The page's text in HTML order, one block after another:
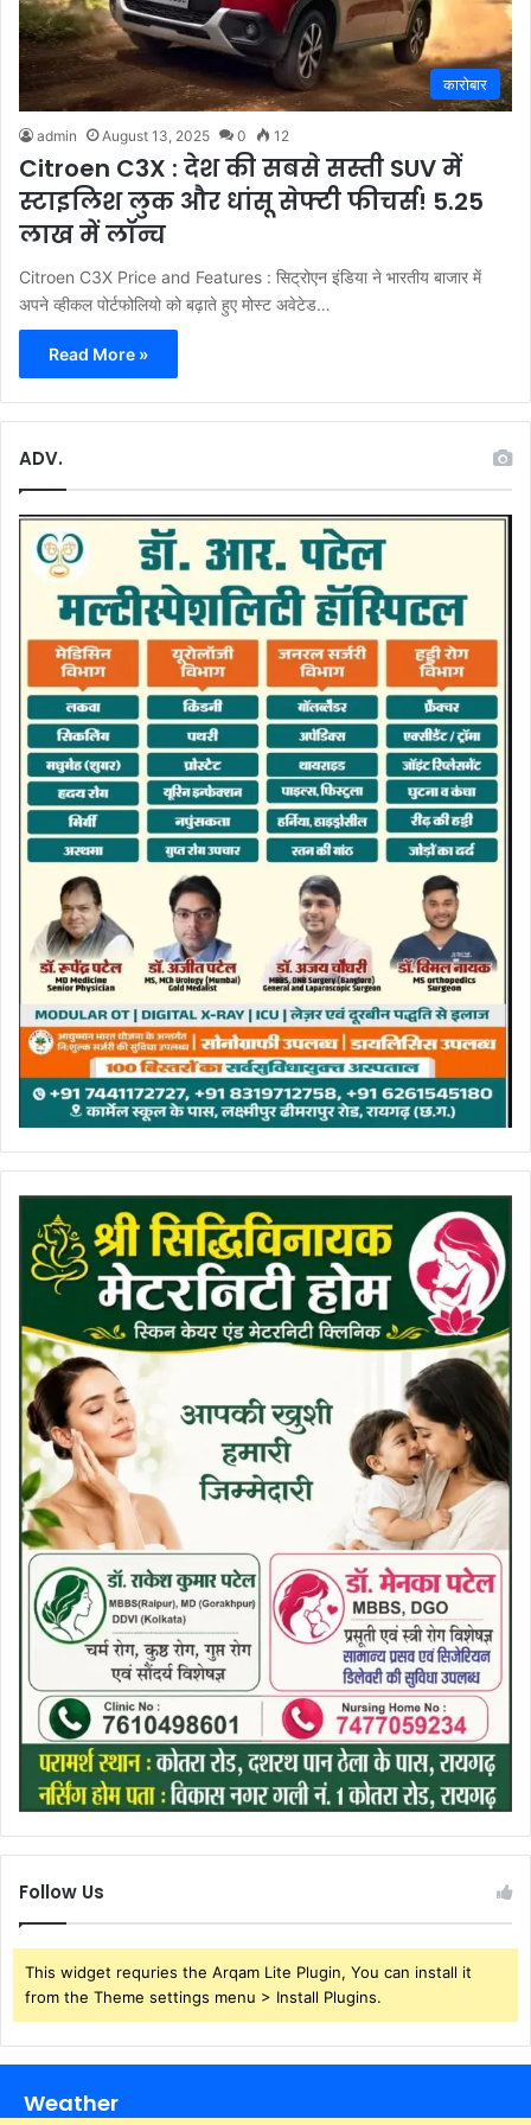
कारोबार
admin August 13, 2025 0 12
Citroen C3X : देश की सबसे सस्ती SUV में
स्टाइलिश लुक और धांसू सेफ्टी फीचर्स! 5.25
लाख में लॉन्च
Citroen C3X Price and Features : सिट्रोएन इंडिया ने भारतीय बाजार में
अपने व्हीकल पोर्टफोलियो को बढ़ाते हुए मोस्ट अवेटेड…
Read More »
ADV.
Follow Us
This widget requries the Arqam Lite Plugin, You can install it
from the Theme settings menu > Install Plugins.
Weather